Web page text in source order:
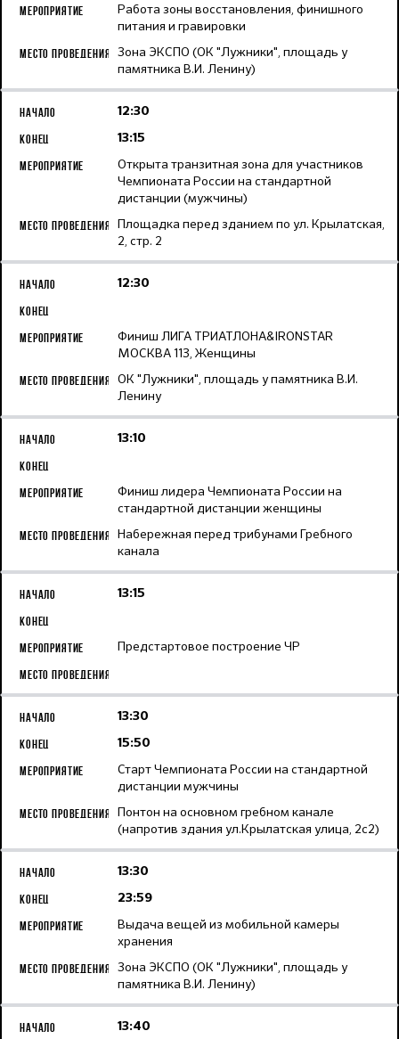
Работа зоны восстановления, финишного
питания и гравировки
Зона ЭКСПО (ОК "Лужники", площадь у
памятника В.И. Ленину)
12:30
13:15
Открыта транзитная зона для участников
Чемпионата России на стандартной
дистанции (мужчины)
Площадка перед зданием по ул. Крылатская,
2, стр. 2
12:30
Финиш ЛИГА ТРИАТЛОНА&IRONSTAR
МОСКВА 113, Женщины
ОК "Лужники", площадь у памятника В.И.
Ленину
13:10
Финиш лидера Чемпионата России на
стандартной дистанции женщины
Набережная перед трибунами Гребного
канала
13:15
Предстартовое построение ЧР
13:30
15:50
Старт Чемпионата России на стандартной
дистанции мужчины
Понтон на основном гребном канале
(напротив здания ул.Крылатская улица, 2с2)
13:30
23:59
Выдача вещей из мобильной камеры
хранения
Зона ЭКСПО (ОК "Лужники", площадь у
памятника В.И. Ленину)
13:40